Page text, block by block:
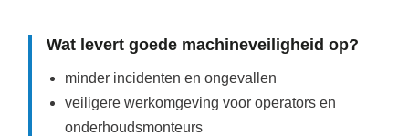
Wat levert goede machineveiligheid op?
minder incidenten en ongevallen
veiligere werkomgeving voor operators en
onderhoudsmonteurs